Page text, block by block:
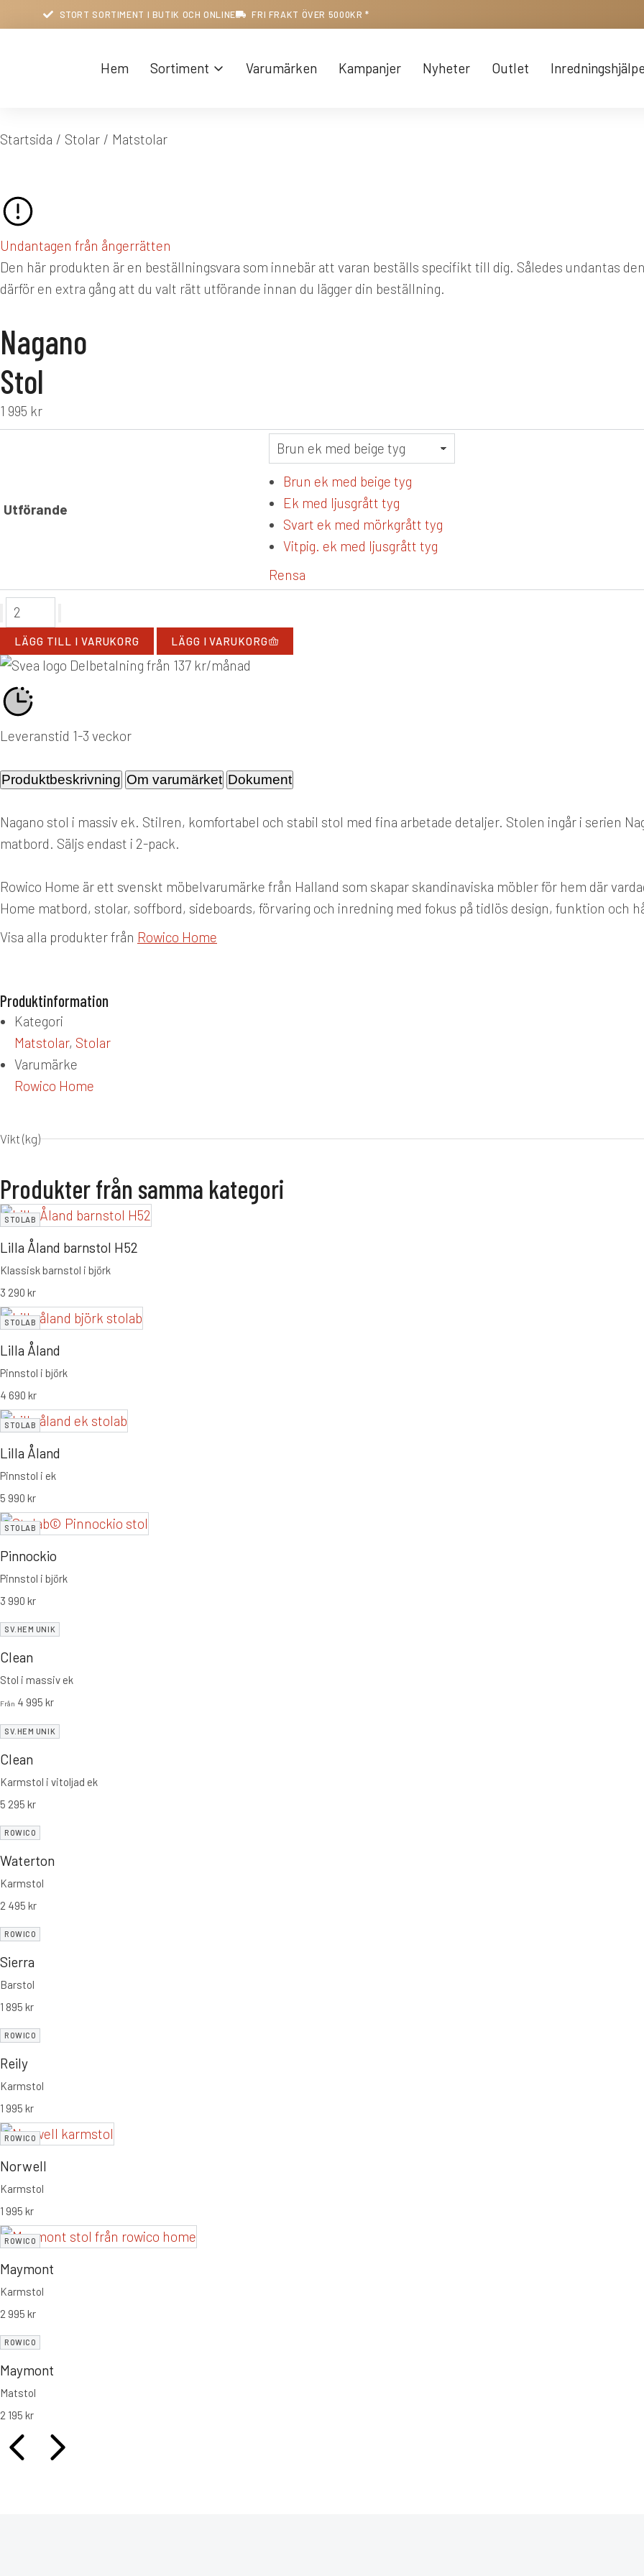
STORT SORTIMENT I BUTIK OCH ONLINE FRI FRAKT ÖVER 5000KR *
Hem Sortiment Varumärken Kampanjer Nyheter Outlet
Du är här:
Startsida Stolar Matstolar
Undantagen från ångerrätten
Den här produkten är en beställningsvara som innebär att varan beställs specifikt till dig. Således undantas
därför en extra gång att du valt rätt utförande innan du lägger din beställning.
Nagano
Stol
1 995 kr
Utförande
Brun ek med beige tyg
Ek med ljusgrått tyg
Svart ek med mörkgrått tyg
Vitpig. ek med ljusgrått tyg
Rensa
LÄGG TILL I VARUKORG LÄGG I VARUKORG
Delbetalning från 137 kr/månad
Leveranstid 1-3 veckor
Produktbeskrivning Om varumärket Dokument
Nagano stol i massiv ek. Stilren, komfortabel och stabil stol med fina arbetade detaljer. Stolen ingår i serien
matbord. Säljs endast i 2-pack.
Rowico Home är ett svenskt möbelvarumärke från Halland som skapar skandinaviska möbler för hem där
Home matbord, stolar, soffbord, sideboards, förvaring och inredning med fokus på tidlös design, funktion och
Visa alla produkter från Rowico Home
Produktinformation
Kategori
Matstolar, Stolar
Varumärke
Rowico Home
Vikt (kg)
Produkter från samma kategori
STOLAB
Lilla Åland barnstol H52
Klassisk barnstol i björk
3 290 kr
STOLAB
Lilla Åland
Pinnstol i björk
4 690 kr
STOLAB
Lilla Åland
Pinnstol i ek
5 990 kr
STOLAB
Pinnockio
Pinnstol i björk
3 990 kr
SV.HEM UNIK
Clean
Stol i massiv ek
Från 4 995 kr
SV.HEM UNIK
Clean
Karmstol i vitoljad ek
5 295 kr
ROWICO
Waterton
Karmstol
2 495 kr
ROWICO
Sierra
Barstol
1 895 kr
ROWICO
Reily
Karmstol
1 995 kr
ROWICO
Norwell
Karmstol
1 995 kr
ROWICO
Maymont
Karmstol
2 995 kr
ROWICO
Maymont
Matstol
2 195 kr